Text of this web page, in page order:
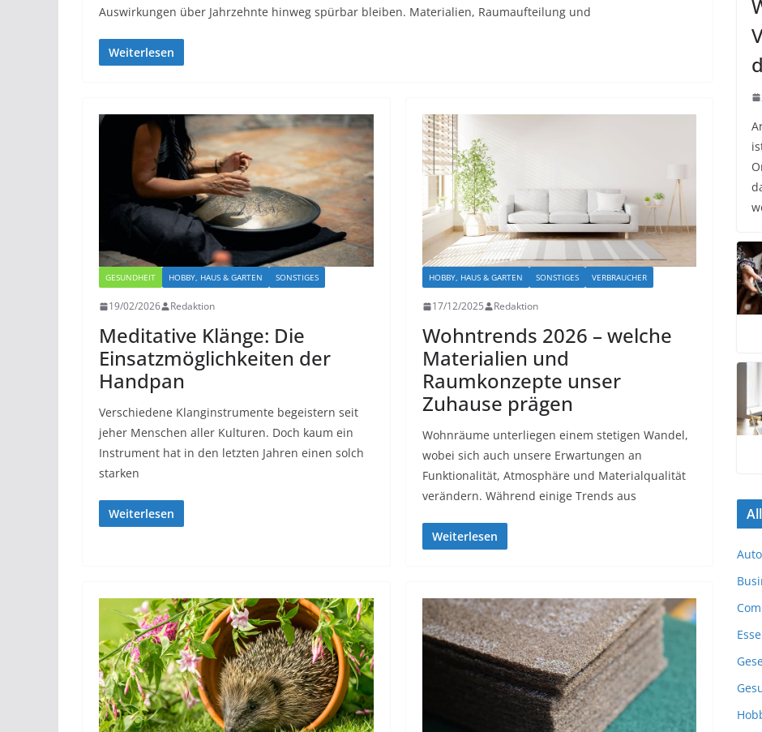
Auswirkungen über Jahrzehnte hinweg spürbar bleiben. Materialien, Raumaufteilung und
Weiterlesen
GESUNDHEIT HOBBY, HAUS & GARTEN SONSTIGES
19/02/2026 Redaktion
Meditative Klänge: Die
Einsatzmöglichkeiten der
Handpan
Verschiedene Klanginstrumente begeistern seit
jeher Menschen aller Kulturen. Doch kaum ein
Instrument hat in den letzten Jahren einen solch
starken
Weiterlesen
HOBBY, HAUS & GARTEN SONSTIGES VERBRAUCHER
17/12/2025 Redaktion
Wohntrends 2026 – welche
Materialien und
Raumkonzepte unser
Zuhause prägen
Wohnräume unterliegen einem stetigen Wandel,
wobei sich auch unsere Erwartungen an
Funktionalität, Atmosphäre und Materialqualität
verändern. Während einige Trends aus
Weiterlesen